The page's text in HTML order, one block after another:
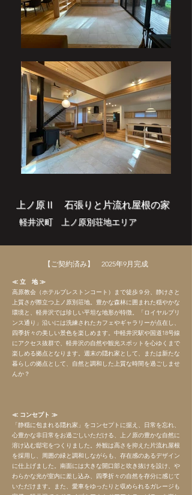
上ノ原Ⅱ 石張りと片流れ屋根の家
軽井沢町 上ノ原別荘地エリア
【ご契約済み】 2025年9月完成
​≪ 立 地 ≫
高原教会（ホテルブレストンコート）まで徒歩９分、静けさと
上質さが際立つ上ノ原別荘地。豊かな森林に囲まれた穏やかな
環境と、軽井沢では珍しい平坦な地形が特徴。「ロイヤルプリ
ンス通り」沿いには洗練されたカフェやギャラリーが点在し、
四季折々の美しい景色を楽しめます。中軽井沢駅や国道18号線
にアクセス抜群で、軽井沢の自然や観光スポットを心ゆくまで
楽しめる拠点となります。週末の隠れ家として、または新たな
暮らしの拠点として、自然と調和した上質な時間を過ごしませ
んか？
≪ コンセプト ≫
「静穏に包まれる隠れ家」をコンセプトに据え、日常を忘れ、
心豊かな非日常をお過ごしいただける、上ノ原の豊かな自然に
溶け込む邸宅をつくりました。外観は高さを抑えた片流れ屋根
を採用し、周囲の緑と調和しながらも、存在感のあるデザイン
に仕上げました。南面には大きな開口部と吹き抜けを設け、や
わらかな光が室内に差し込み、四季折々の自然を存分に感じて
いただけます。また、愛車をゆったりと収められるガレージも